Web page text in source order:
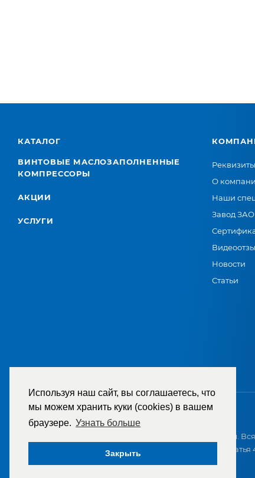
Используя наш сайт, вы соглашаетесь, что
мы можем хранить куки (cookies) в вашем
браузере. Узнать больше
Закрыть
КАТАЛОГ
ВИНТОВЫЕ МАСЛОЗАПОЛНЕННЫЕ
КОМПРЕССОРЫ
АКЦИИ
УСЛУГИ
Реквизиты
О
Наши
Завод ЗАО
Новости
Статьи
2007-2026 © ООО «ТД «РЕМЕЗА». Все права защищены.
приобретением и не является публичной офертой